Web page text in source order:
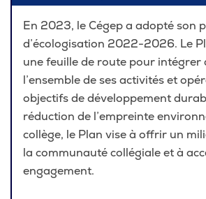
Urgences
En 2023, le Cégep a adopté son
d’écologisation 2022-2026. Le
une feuille de route pour intégrer
l’ensemble de ses activités et
objectifs de développement
réduction de l’empreinte
collège, le Plan vise à offrir un
la communauté collégiale et à
engagement.